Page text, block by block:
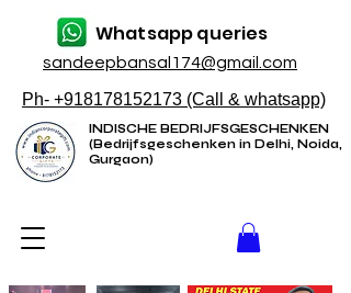
sandeepbansal174@gmail.com
Whatsapp queries
Ph- +918178152173 (Call & whatsapp)
INDISCHE BEDRIJFSGESCHENKEN
(Bedrijfsgeschenken in Delhi, Noida,
Gurgaon)